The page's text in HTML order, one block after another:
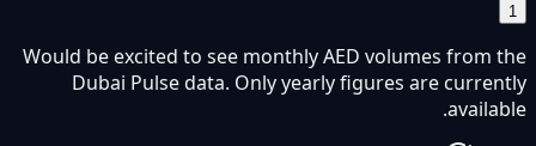
1
Would be excited to see monthly AED volumes from the
Dubai Pulse data. Only yearly figures are currently
available.